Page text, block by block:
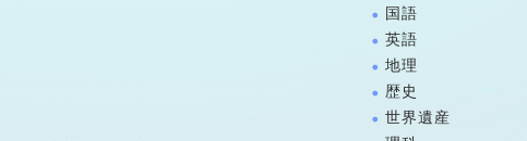
国語
英語
地理
歴史
世界遺産